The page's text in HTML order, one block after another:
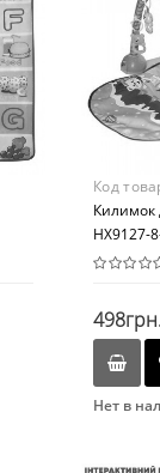
Код
Килимок
HX9127-
498грн.
Нет в